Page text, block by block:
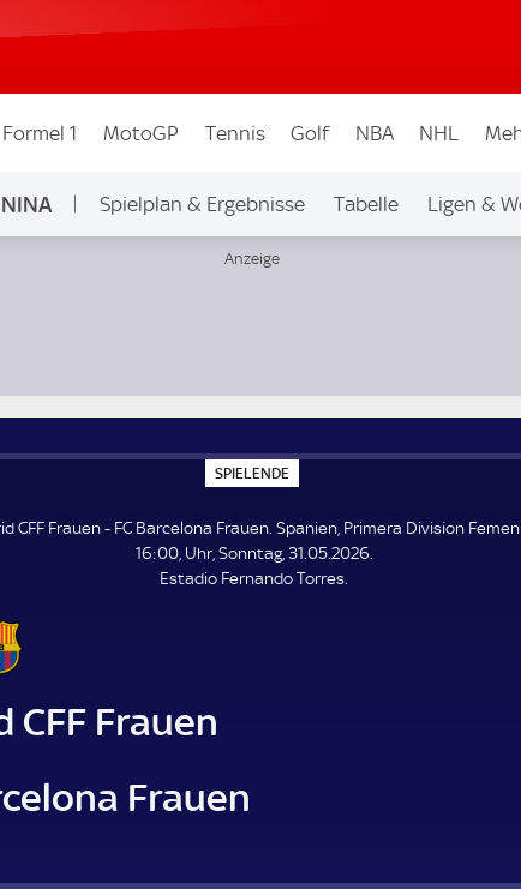
Formel 1 MotoGP Tennis Golf NBA NHL
Spielplan & Ergebnisse Tabelle Ligen &
SPIELENDE
P
E
L
E
N
CFF Frauen - FC Barcelona Frauen. Spanien, Primera Division
16:00, Uhr, Sonntag, 31.05.2026.
Estadio Fernando Torres.
CFF Frauen
Frauen